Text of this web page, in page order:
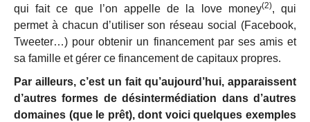
qui fait ce que l’on appelle de la love money(2), qui
permet à chacun d’utiliser son réseau social (Facebook,
Tweeter…) pour obtenir un financement par ses amis et
sa famille et gérer ce financement de capitaux propres.
Par ailleurs, c’est un fait qu’aujourd’hui, apparaissent
d’autres formes de désintermédiation dans d’autres
domaines (que le prêt), dont voici quelques exemples